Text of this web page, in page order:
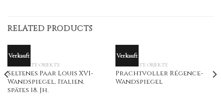
RELATED PRODUCTS
Verkauft
OUT OF STOCK
VERKAUFTE OBJEKTE
Seltenes Paar Louis XVI-
Wandspiegel, Italien,
spätes 18. Jh.
Verkauft
OUT OF STOCK
VERKAUFTE OBJEKTE
Prachtvoller Régence-
Wandspiegel